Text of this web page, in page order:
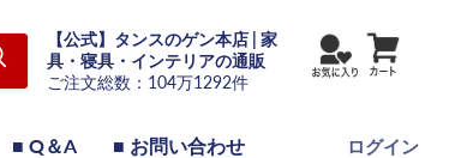
【公式】タンスのゲン本店 | 家
具・寝具・インテリアの通販
ご注文総数：104万1292件
■ Q＆A ■ お問い合わせ ログイン